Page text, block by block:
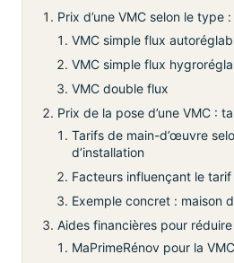
Prix d’une VMC selon le type
VMC simple flux
VMC simple flux
VMC double flux
Prix de la pose d’une VMC :
Tarifs de main-d’œuvre
d’installation
Facteurs influençant le
Exemple concret : maison
Aides financières pour réduire
MaPrimeRénov pour la